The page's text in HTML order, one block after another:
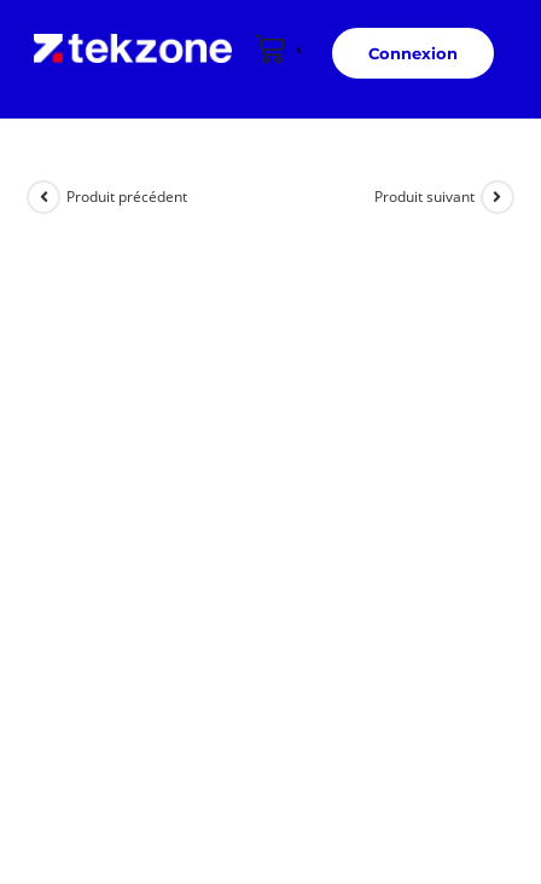
Connexion
Produit précédent Produit suivant